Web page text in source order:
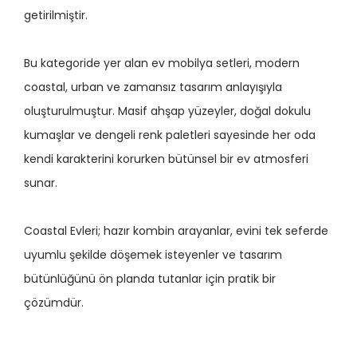
getirilmiştir.
Bu kategoride yer alan ev mobilya setleri, modern
coastal, urban ve zamansız tasarım anlayışıyla
oluşturulmuştur. Masif ahşap yüzeyler, doğal dokulu
kumaşlar ve dengeli renk paletleri sayesinde her oda
kendi karakterini korurken bütünsel bir ev atmosferi
sunar.
Coastal Evleri; hazır kombin arayanlar, evini tek seferde
uyumlu şekilde döşemek isteyenler ve tasarım
bütünlüğünü ön planda tutanlar için pratik bir
çözümdür.